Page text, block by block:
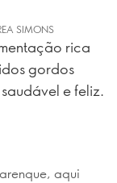
SIMONS
rica
gordos
e feliz.
aqui